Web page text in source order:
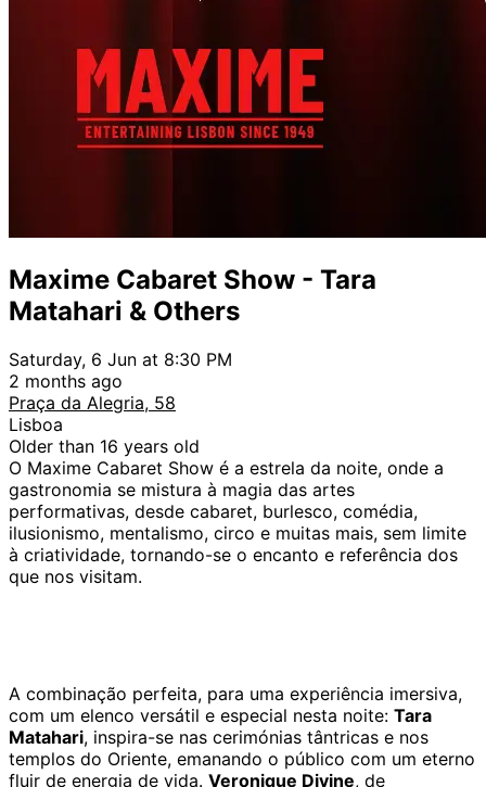
Maxime Cabaret Show - Tara
Matahari & Others
Saturday, 6 Jun at 8:30 PM
2 months ago
Praça da Alegria, 58
Lisboa
Older than 16 years old
O Maxime Cabaret Show é a estrela da noite, onde a
gastronomia se mistura à magia das artes
performativas, desde cabaret, burlesco, comédia,
ilusionismo, mentalismo, circo e muitas mais, sem limite
à criatividade, tornando-se o encanto e referência dos
que nos visitam.
A combinação perfeita, para uma experiência imersiva,
com um elenco versátil e especial nesta noite: Tara
Matahari, inspira-se nas cerimónias tântricas e nos
templos do Oriente, emanando o público com um eterno
fluir de energia de vida. Veronique Divine, de